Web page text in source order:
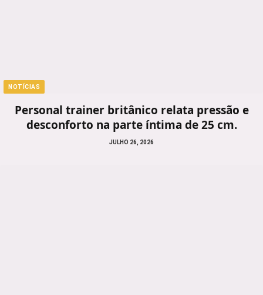
NOTÍCIAS
Personal trainer britânico relata pressão e
desconforto na parte íntima de 25 cm.
JULHO 26, 2026